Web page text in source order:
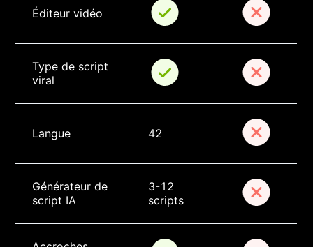
Éditeur vidéo
Type de script
viral
Langue 42
Générateur de
script IA
3-12
scripts